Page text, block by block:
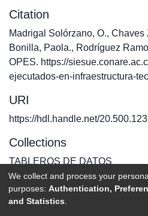
Citation
Madrigal Solórzano, O.,
Bonilla, Paola., Rodríguez
OPES. https://
ejecutados-en-infraestructura-
URI
https://hdl.handle.net/
Collections
TABLEROS DE DATOS
Full item page
We collect and process your
purposes: Authentication,
and Statistics